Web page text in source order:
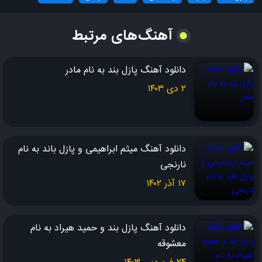
نمی دونی تو وجودم، چه هیاهویی به پا شد!
مثِ تو دیوونه تر، توی دیوونگیای منِ دیوونه، مگر هست؟!
جانم، جانم، ای جان! جانِ جانم، ای جان!
آتشـــی دارم، توی این سینـــه که دلم هر شب، تورو می بینه…
آهسته، آهسته میای به سمتِ من، پُرسون و پُرسون وای! می پرسی حالِ
من…
آهنگ‌های مرتبط
دانلود آهنگ پازل بند به نام مادر
۲ دی ۱۴۰۳
دانلود آهنگ میثم ابراهیمی و پازل باند به نام
نارنجی
۱۷ آذر ۱۴۰۲
دانلود آهنگ پازل بند و حمید هیراد به نام
معشوقه